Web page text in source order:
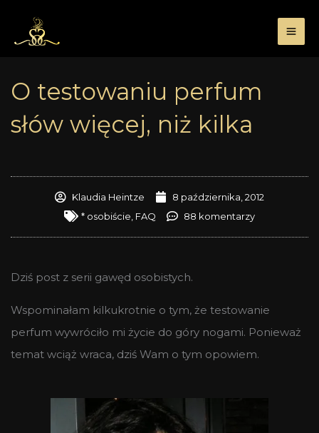
treści
O testowaniu perfum
słów więcej, niż kilka
Klaudia Heintze
8 października, 2012
* osobiście FAQ 88 komentarzy
Dziś post z serii gawęd osobistych.
Wspominałam kilkukrotnie o tym, że testowanie
perfum wywróciło mi życie do góry nogami. Ponieważ
temat wciąż wraca, dziś Wam o tym opowiem.